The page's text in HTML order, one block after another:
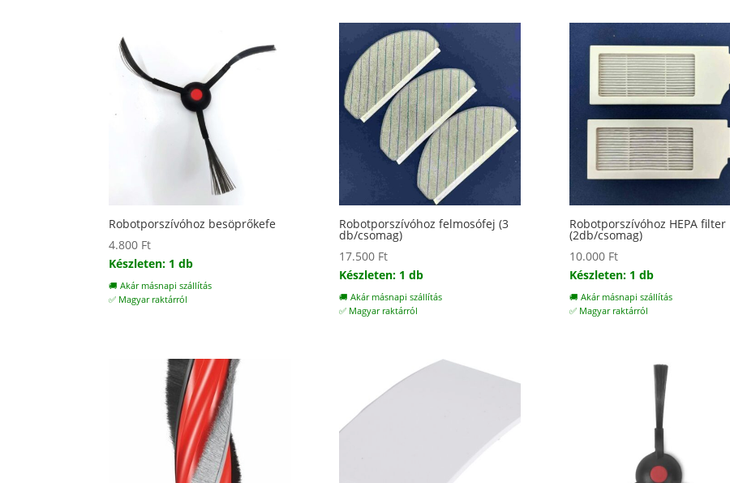
Robotporszívóhoz besöprőkefe
4.800 Ft
Készleten: 1 db
🚚 Akár másnapi szállítás
✅ Magyar raktárról
Robotporszívóhoz felmosófej (3
db/csomag)
17.500 Ft
Készleten: 1 db
🚚 Akár másnapi szállítás
✅ Magyar raktárról
Robotporszívóhoz HEPA filter
(2db/csomag)
10.000 Ft
Készleten: 1 db
🚚 Akár másnapi szállítás
✅ Magyar raktárról